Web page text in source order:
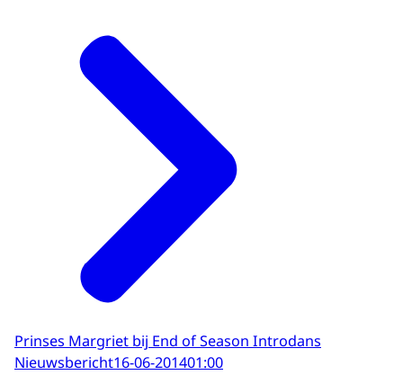
Prinses Margriet bij End of Season Introdans
Nieuwsbericht16-06-201401:00